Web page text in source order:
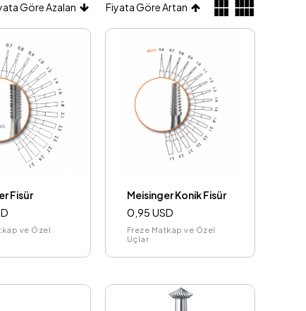
Göre Azalan Fiyata Göre Artan
Fisür
ve Özel
Meisinger Konik Fisür
0,95 USD
Freze Matkap ve Özel
Uçlar